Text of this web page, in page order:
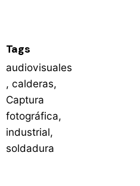
Tags
audiovisuales
, calderas,
Captura
fotográfica,
industrial,
soldadura